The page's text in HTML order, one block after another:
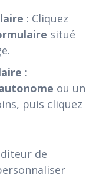
: Cliquez
situé
:
ou un
puis cliquez
de